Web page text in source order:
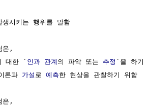
시키는 행위를 말함
은,
대한 `
인과 관계 의 파악 또는 추정 `을 하기
론과
가설 로 예측한 현상을 관찰하기 위함
은,